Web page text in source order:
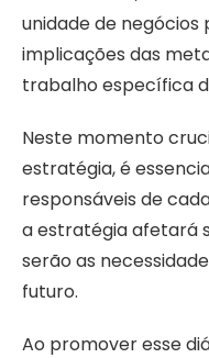
unidade de
implicações das
trabalho específica
Neste momento
estratégia, é
responsáveis de
a estratégia afetará
serão as
futuro.
Ao promover esse